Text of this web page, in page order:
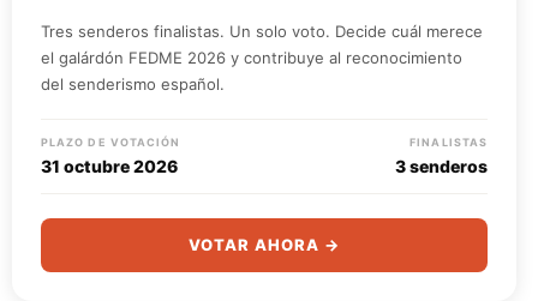
Tres senderos finalistas. Un solo voto. Decide cuál merece
el galárdón FEDME 2026 y contribuye al reconocimiento
del senderismo español.
PLAZO DE VOTACIÓN
31 octubre 2026
FINALISTAS
3 senderos
VOTAR AHORA →